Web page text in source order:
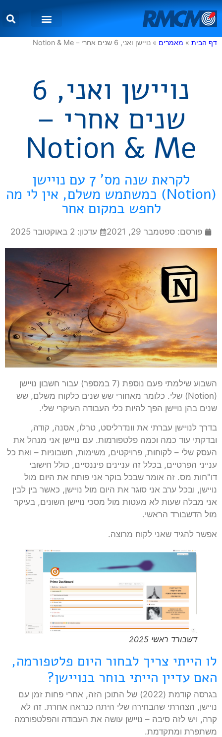
דף הבית » מאמרים » נויישן ואני, 6 שנים אחרי – Notion & Me
נויישן ואני, 6
שנים אחרי –
Notion & Me
לקראת שנה מס’ 7 עם נויישן
(Notion) כמשתמש משלם, אין לי מה
לחפש במקום אחר
פורסם: ספטמבר 29, 2021 עדכון: 2 באוקטובר 2025
השבוע שילמתי פעם נוספת (7 במספר) עבור חשבון נויישן
(Notion) שלי. כלומר מאחורי שש שנים כלקוח משלם, שש
שנים בהן נויישן הפך להיות כלי העבודה העיקרי שלי.
בדרך לנויישן עברתי את וונדרליסט, טרלו, אסנה, קודה,
ובדקתי עוד כמה וכמה פלטפורמות. עם נויישן אני מנהל את
העסק שלי – לקוחות, פרויקטים, משימות, חשבוניות – ואת כל
ענייני הפרטיים, בכלל זה עניינים פיננסיים, כולל חישובי
דו"חות מס. זה אומר שבכל בוקר אני פותח את היום מול
נויישן, ובכל ערב אני סוגר את היום מול נויישן, כאשר בין לבין
אני מבלה שעות לא מעטות מול מסכי נויישן השונים, בעיקר
מול הדשבורד הראשי.
אפשר להגיד שאני לקוח מרוצה.
דשבורד ראשי 2025
לו הייתי צריך לבחור היום פלטפורמה,
האם עדיין הייתי בוחר בנויישן?
בגרסה קודמת (2022) של התוכן הזה, אחרי פחות זמן עם
נויישן, הצהרתי שהבחירה שלי היתה כנראה אחרת. זה לא
קרה, ויש לזה סיבה – נויישן עושה את העבודה והפלטפורמה
משתפרת ומתקדמת.